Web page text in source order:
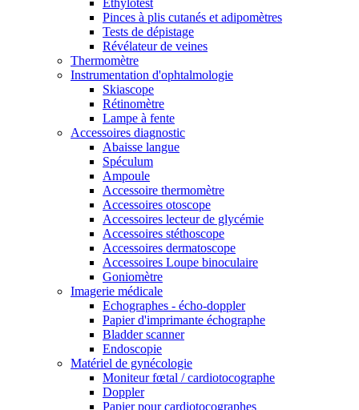
Ethylotest
Pinces à plis cutanés et adipomètres
Tests de dépistage
Révélateur de veines
Thermomètre
Instrumentation d'ophtalmologie
Skiascope
Rétinomètre
Lampe à fente
Accessoires diagnostic
Abaisse langue
Spéculum
Ampoule
Accessoire thermomètre
Accessoires otoscope
Accessoires lecteur de glycémie
Accessoires stéthoscope
Accessoires dermatoscope
Accessoires Loupe binoculaire
Goniomètre
Imagerie médicale
Echographes - écho-doppler
Papier d'imprimante échographe
Bladder scanner
Endoscopie
Matériel de gynécologie
Moniteur fœtal / cardiotocographe
Doppler
Papier pour cardiotocographes